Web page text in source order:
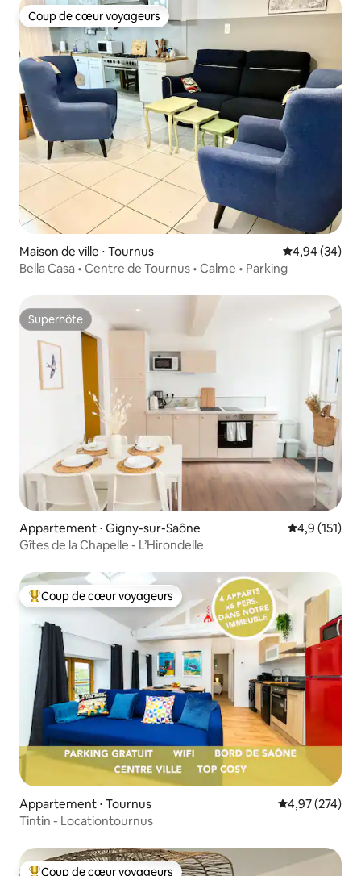
Coup de cœur voyageurs
Coup de cœur voyageurs
Maison de ville ⋅ Tournus Évaluation
4,94 (34)
Bella Casa • Centre de Tournus • Calme • Parking
Superhôte
Superhôte
Appartement ⋅ Gigny-sur-Saône Évaluation
4,9 (151)
Gîtes de la Chapelle - L’Hirondelle
Coups de cœur voyageurs les plus appréciés
Coup de cœur voyageurs
Appartement ⋅ Tournus Évaluation
4,97 (274)
Tintin - Locationtournus
Coup de cœur voyageurs